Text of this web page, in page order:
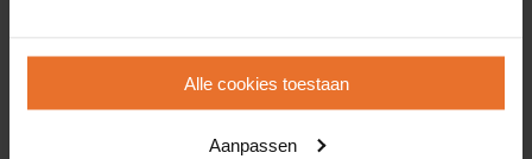
Alle cookies toestaan
Aanpassen